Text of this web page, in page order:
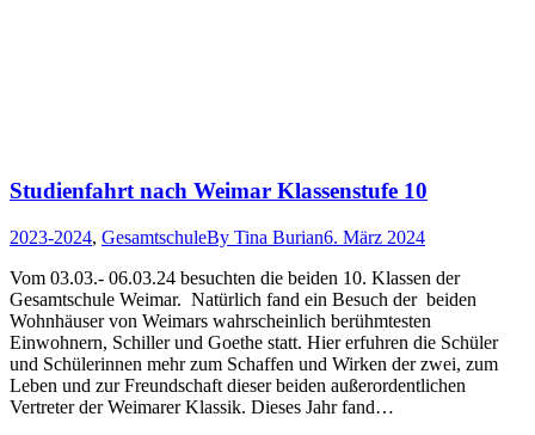
Studienfahrt nach Weimar Klassenstufe 10
2023-2024, GesamtschuleBy Tina Burian6. März 2024
Vom 03.03.- 06.03.24 besuchten die beiden 10. Klassen der
Gesamtschule Weimar. Natürlich fand ein Besuch der beiden
Wohnhäuser von Weimars wahrscheinlich berühmtesten
Einwohnern, Schiller und Goethe statt. Hier erfuhren die Schüler
und Schülerinnen mehr zum Schaffen und Wirken der zwei, zum
Leben und zur Freundschaft dieser beiden außerordentlichen
Vertreter der Weimarer Klassik. Dieses Jahr fand…